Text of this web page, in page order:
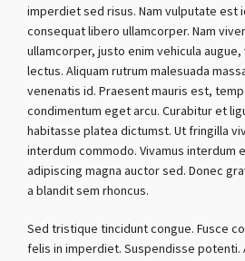
imperdiet sed risus. Nam vulputate est
consequat libero ullamcorper. Nam
ullamcorper, justo enim vehicula
lectus. Aliquam rutrum malesuada
venenatis id. Praesent mauris est,
condimentum eget arcu. Curabitur et
habitasse platea dictumst. Ut fringilla
interdum commodo. Vivamus interdum
adipiscing magna auctor sed. Donec
a blandit sem rhoncus.
Sed tristique tincidunt congue. Fusce
felis in imperdiet. Suspendisse potenti.